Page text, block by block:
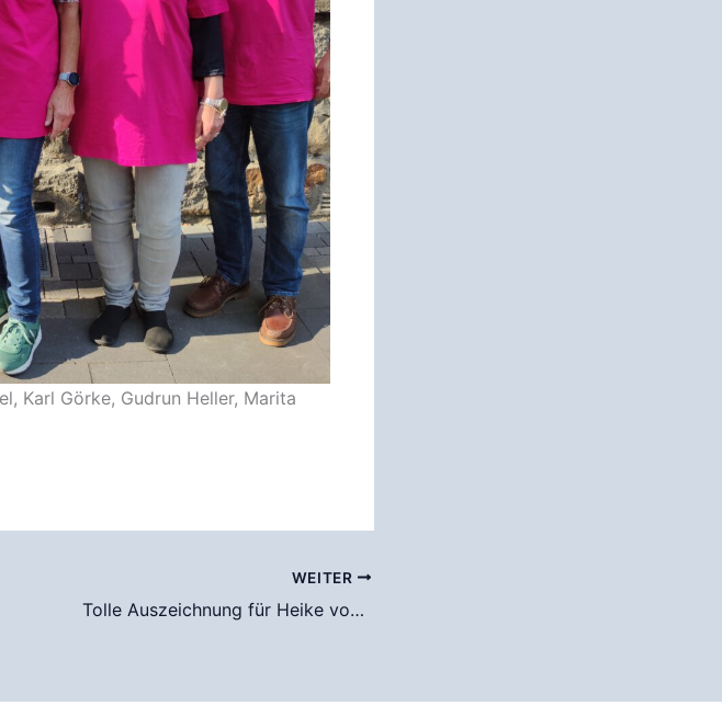
Karl Görke, Gudrun Heller, Marita
WEITER
Tolle Auszeichnung für Heike von Eynern und Luca Zysk aus Hattingen